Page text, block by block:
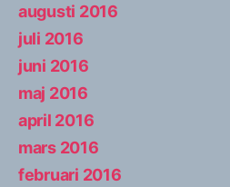
augusti 2016
juli 2016
juni 2016
maj 2016
april 2016
mars 2016
februari 2016